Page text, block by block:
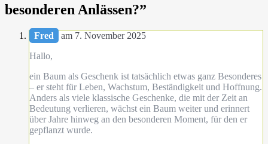
besonderen Anlässen?”
Fred
am 7. November 2025
Hallo,
ein Baum als Geschenk ist tatsächlich etwas ganz Besonderes
– er steht für Leben, Wachstum, Beständigkeit und Hoffnung.
Anders als viele klassische Geschenke, die mit der Zeit an
Bedeutung verlieren, wächst ein Baum weiter und erinnert
über Jahre hinweg an den besonderen Moment, für den er
gepflanzt wurde.